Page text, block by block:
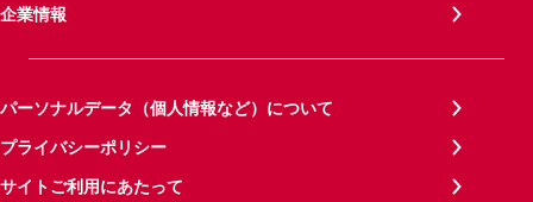
企業情報
パーソナルデータ（個人情報など）について
プライバシーポリシー
サイトご利用にあたって